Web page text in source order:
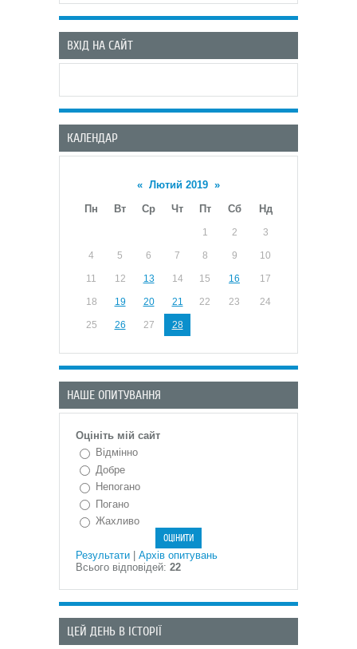
ВХІД НА САЙТ
КАЛЕНДАР
« Лютий 2019 »
Пн
Вт Ср Чт Пт Сб Нд
1 2 3
4 5 6 7 8 9 10
11 12 13 14 15 16 17
18 19 20 21 22 23 24
25 26 27 28
НАШЕ ОПИТУВАННЯ
Оцініть мій сайт
Відмінно
Добре
Непогано
Погано
Жахливо
Результати
Архів опитувань
Всього відповідей: 22
ЦЕЙ ДЕНЬ В ІСТОРІЇ